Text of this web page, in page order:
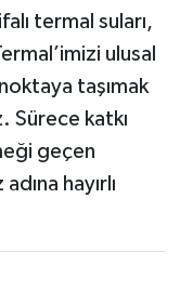
termal suları,
ulusal
taşımak
Sürece katkı
geçen
hayırlı